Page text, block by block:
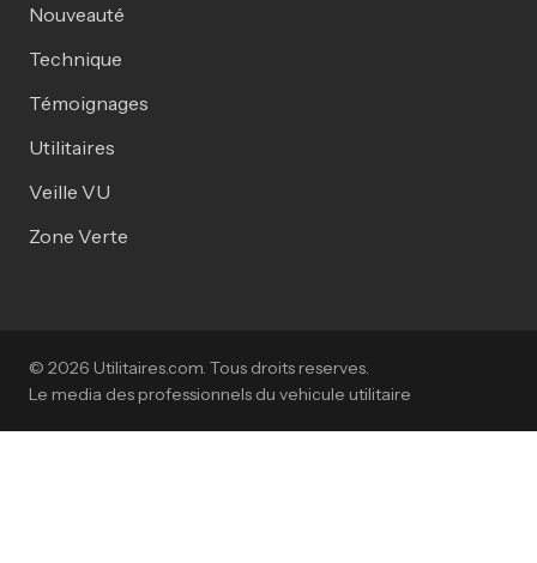
Nouveauté
Technique
Témoignages
Utilitaires
Veille VU
Zone Verte
© 2026 Utilitaires.com. Tous droits reserves.
Le media des professionnels du vehicule utilitaire